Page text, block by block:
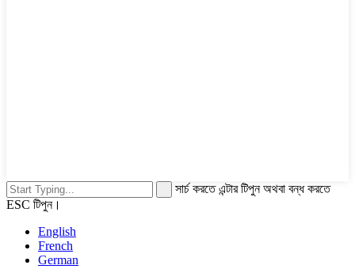
সার্চ করতে এন্টার টিপুন অথবা বন্ধ করতে
ESC টিপুন।
English
French
German